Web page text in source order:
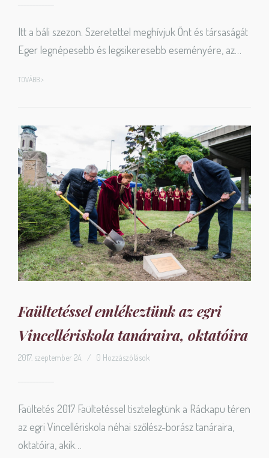
Itt a báli szezon. Szeretettel meghívjuk Önt és társaságát
Eger legnépesebb és legsikeresebb eseményére, az…
TOVÁBB >
Faültetéssel emlékeztünk az egri
Vincellériskola tanáraira, oktatóira
2017. szeptember 24. / 0 Hozzászólások
Faültetés 2017 Faültetéssel tisztelegtünk a Ráckapu téren
az egri Vincellériskola néhai szőlész-borász tanáraira,
oktatóira, akik…